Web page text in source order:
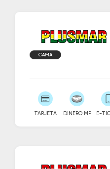
CAMA
TARJETA DINERO MP E-